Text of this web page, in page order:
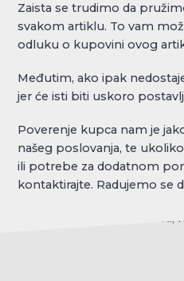
Zaista se trudimo da
svakom artiklu. To vam
odluku o kupovini ovog
Međutim, ako ipak
jer će isti biti uskoro
Poverenje kupca nam je
našeg poslovanja, te
ili potrebe za dodatnom
kontaktirajte. Radujemo se